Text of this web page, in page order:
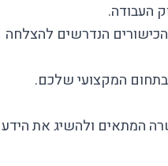
העבודה.
הנדרשים להצלחה
המקצועי שלכם.
המתאים ולהשיג את הידע